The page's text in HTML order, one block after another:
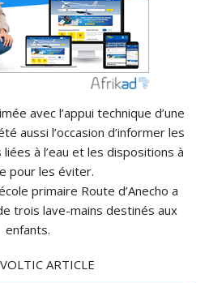
avec l’appui technique d’une
aussi l’occasion d’informer les
à l’eau et les dispositions à
pour les éviter.
primaire Route d’Anecho a
trois lave-mains destinés aux
enfants.